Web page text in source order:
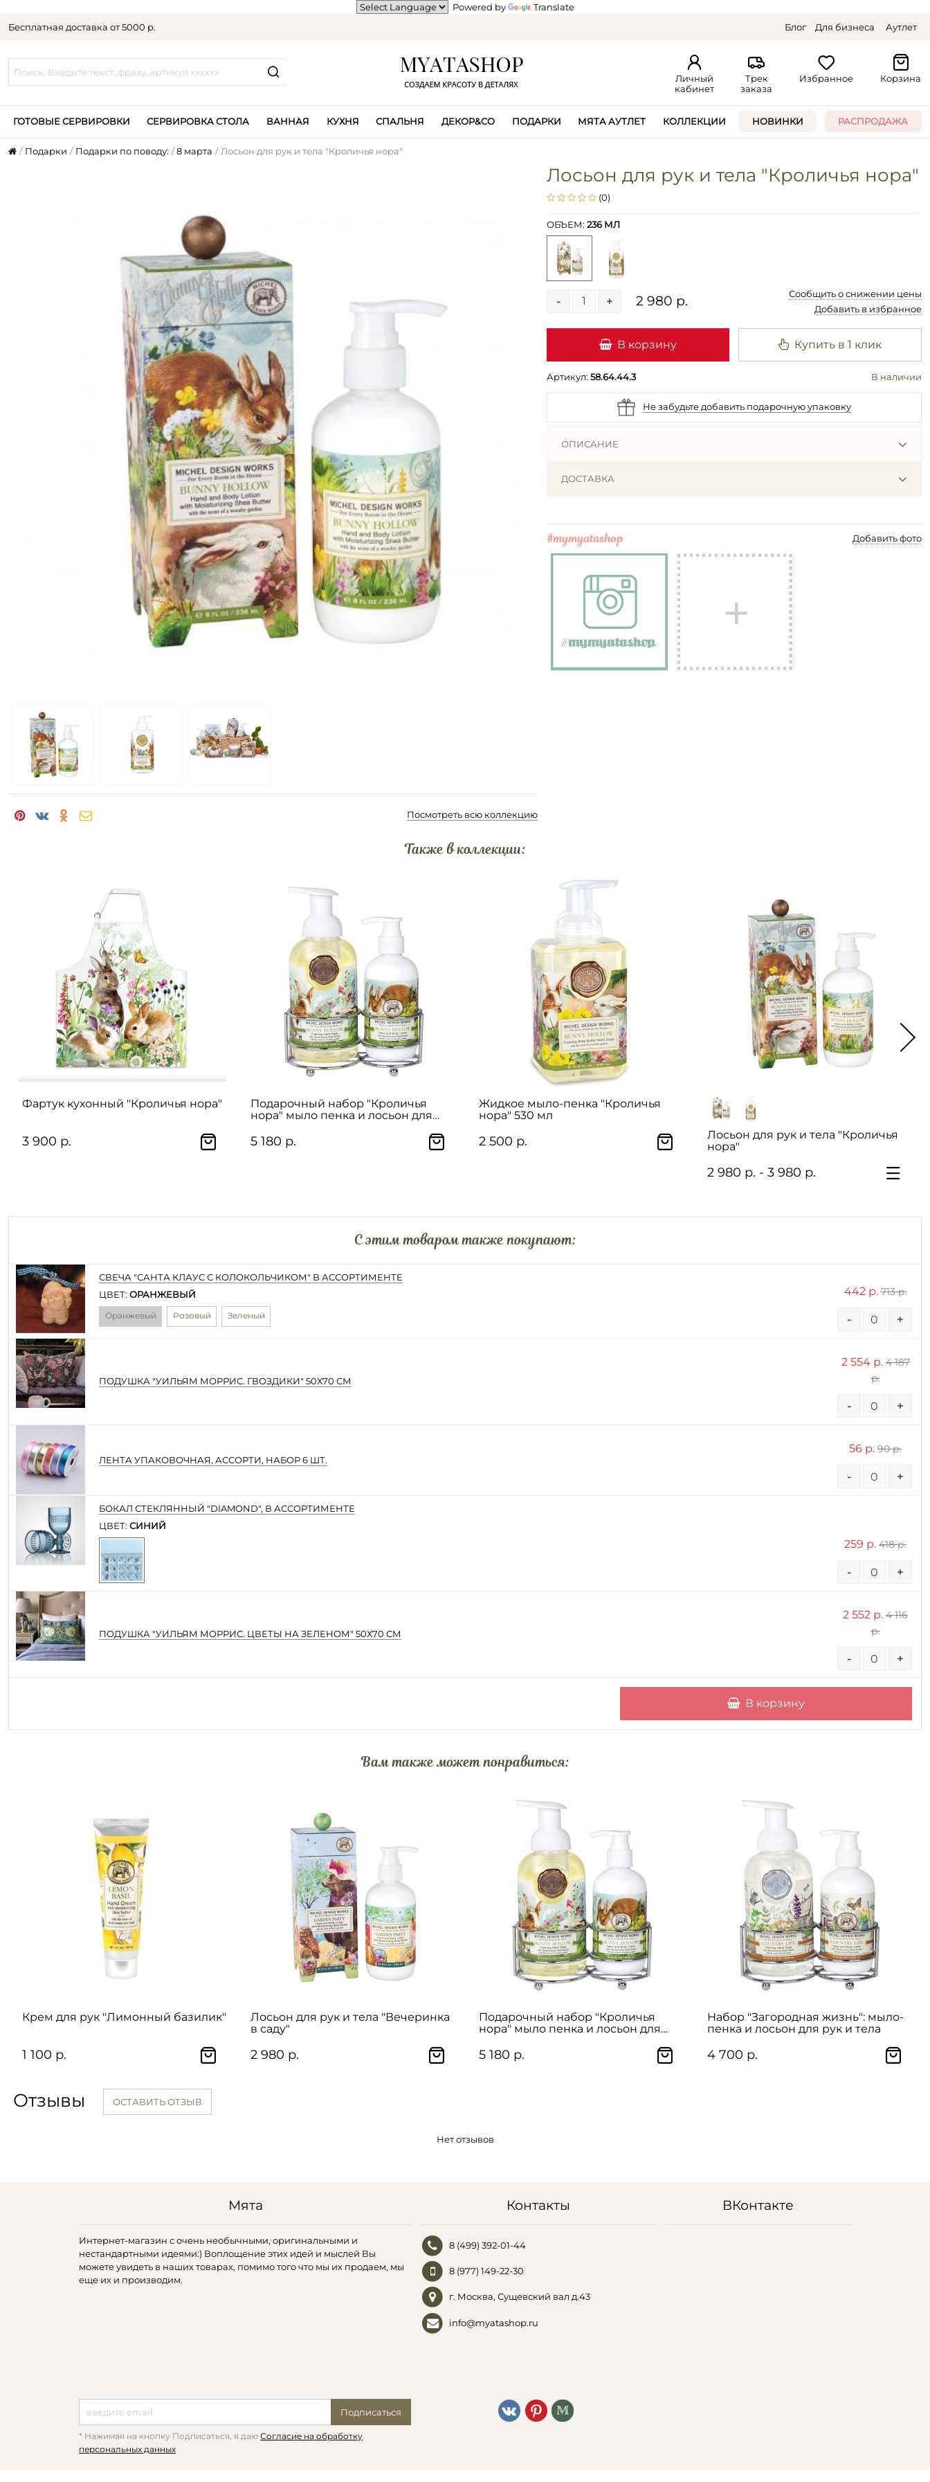
Powered by
Translate
Бесплатная доставка от 5000 р.
Блог Для бизнеса Аутлет
Личный
кабинет
Трек
заказа
Избранное Корзина
ГОТОВЫЕ СЕРВИРОВКИ СЕРВИРОВКА СТОЛА ВАННАЯ КУХНЯ СПАЛЬНЯ ДЕКОР&CO ПОДАРКИ МЯТА АУТЛЕТ КОЛЛЕКЦИИ НОВИНКИ РАСПРОДАЖА
Подарки Подарки по поводу: 8 марта Лосьон для рук и тела "Кроличья нора"
Посмотреть всю коллекцию
Лосьон для рук и тела "Кроличья нора"
(0)
ОБЪЕМ: 236 МЛ
- + 2 980 р.
Сообщить о снижении цены
Добавить в избранное
В корзину Купить в 1 клик
Артикул: 58.64.44.3 В наличии
Не забудьте добавить подарочную упаковку
ОПИСАНИЕ
ДОСТАВКА
#mymyatashop Добавить фото
Также в коллекции:
Фартук кухонный "Кроличья нора"
3 900 р.
Подарочный набор "Кроличья
нора" мыло пенка и лосьон для
5 180 р.
Жидкое мыло-пенка "Кроличья
нора" 530 мл
2 500 р.
Лосьон для рук и тела "Кроличья
нора"
2 980 р. - 3 980 р.
C этим товаром также покупают:
СВЕЧА "САНТА КЛАУС С КОЛОКОЛЬЧИКОМ" В АССОРТИМЕНТЕ
ЦВЕТ: ОРАНЖЕВЫЙ
Оранжевый Розовый Зеленый
442 р. 713 р.
- +
ПОДУШКА "УИЛЬЯМ МОРРИС. ГВОЗДИКИ" 50Х70 СМ
2 554 р. 4 187
р.
- +
ЛЕНТА УПАКОВОЧНАЯ, АССОРТИ, НАБОР 6 ШТ.
56 р. 90 р.
- +
БОКАЛ СТЕКЛЯННЫЙ "DIAMOND", В АССОРТИМЕНТЕ
ЦВЕТ: СИНИЙ
259 р. 418 р.
- +
ПОДУШКА "УИЛЬЯМ МОРРИС. ЦВЕТЫ НА ЗЕЛЕНОМ" 50Х70 СМ
2 552 р. 4 116
р.
- +
В корзину
Вам также может понравиться:
Крем для рук "Лимонный базилик"
1 100 р.
Лосьон для рук и тела "Вечеринка
в саду"
2 980 р.
Подарочный набор "Кроличья
нора" мыло пенка и лосьон для
5 180 р.
Набор "Загородная жизнь": мыло-
пенка и лосьон для рук и тела
4 700 р.
Отзывы ОСТАВИТЬ ОТЗЫВ
Нет отзывов
Мята
Интернет-магазин с очень необычными, оригинальными и
нестандартными идеями:) Воплощение этих идей и мыслей Вы
можете увидеть в наших товарах, помимо того что мы их продаем, мы
еще их и производим.
Подписаться
* Нажимая на кнопку Подписаться, я даюСогласие на обработку
персональных данных
Контакты
8 (499) 392-01-44
8 (977) 149-22-30
г. Москва, Сущевский вал д.43
info@myatashop.ru
ВКонтакте